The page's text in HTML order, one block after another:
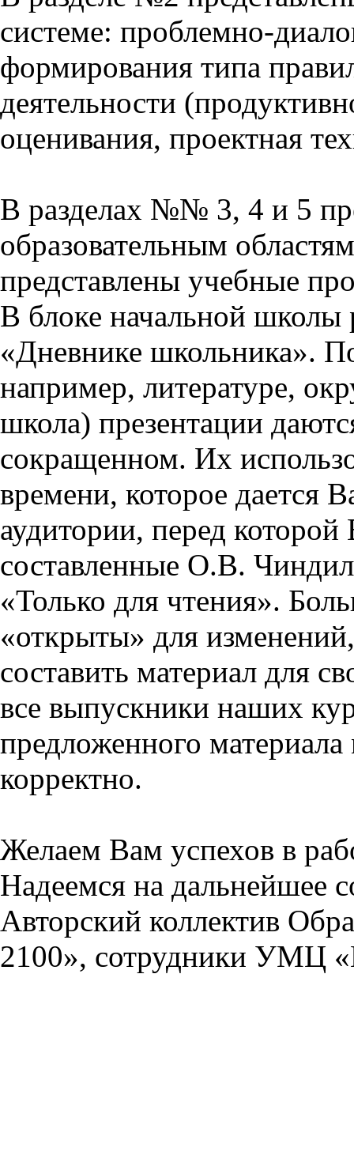
системе: проблемно-
формирования типа
деятельности
оценивания, проектная
В разделах №№ 3, 4 и 5
образовательным
представлены учебные
В блоке начальной школы
«Дневнике школьника».
например, литературе,
школа) презентации
сокращенном. Их
времени, которое дается
аудитории, перед
составленные О.В.
«Только для чтения».
«открыты» для
составить материал для
все выпускники наших
предложенного
корректно.
Желаем Вам успехов в
Надеемся на дальнейшее
Авторский коллектив
2100», сотрудники УМЦ